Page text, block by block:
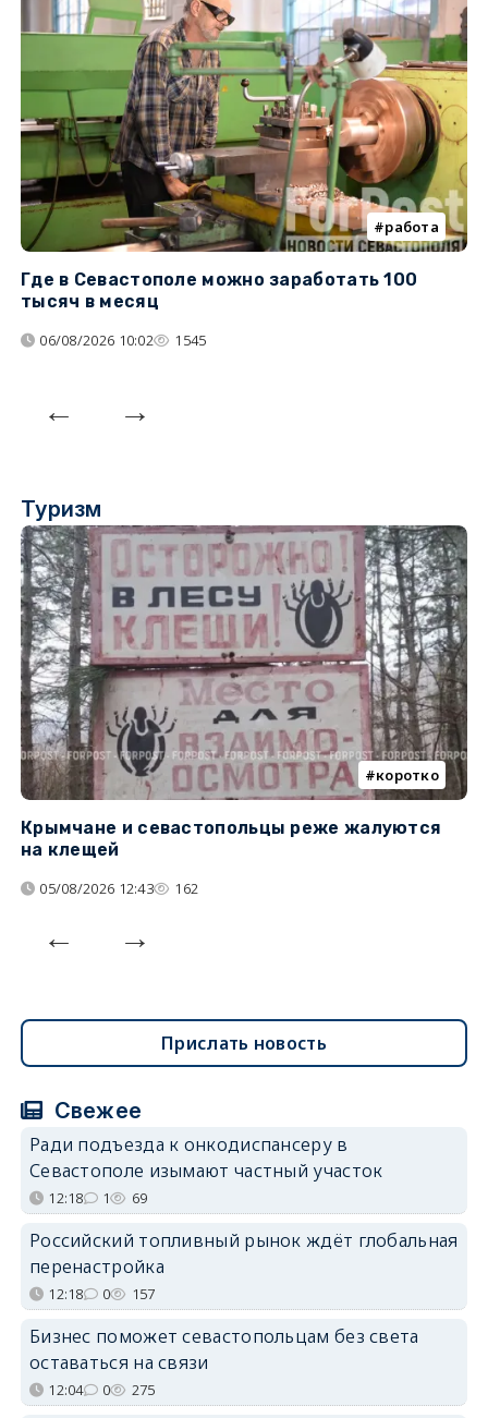
работа
Где в Севастополе можно заработать 100
тысяч в месяц
06/08/2026 10:02 1545
Туризм
коротко
Крымчане и севастопольцы реже жалуются
на клещей
05/08/2026 12:43 162
Прислать новость
Свежее
Ради подъезда к онкодиспансеру в
Севастополе изымают частный участок
12:18 1 69
Российский топливный рынок ждёт глобальная
перенастройка
12:18 0 157
Бизнес поможет севастопольцам без света
оставаться на связи
12:04 0 275